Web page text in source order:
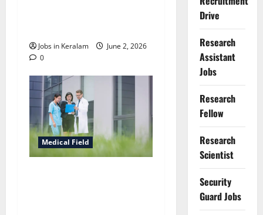
Jobs in Keralam
June 2, 2026
0
Medical Field
Drive
Research
Assistant
Jobs
Research
Fellow
Research
Scientist
Security
Guard Jobs